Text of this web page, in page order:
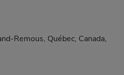
Remous, Québec, Canada,